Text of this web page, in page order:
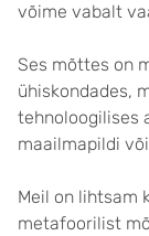
võime vabalt
Ses mõttes on
ühiskondades,
tehnoloogilises
maailmapildi
Meil on lihtsam
metafoorilist